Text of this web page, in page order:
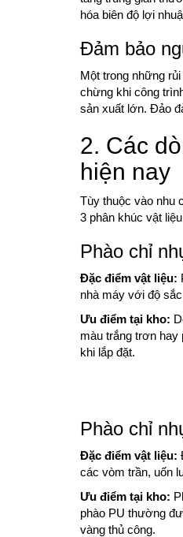
hóa biên độ lợi
Đảm bảo
Một trong những
chừng khi công
sản xuất lớn. Đảo
2. Các
hiện nay
Tùy thuộc vào nhu
3 phân khúc vật
Phào chỉ
Đặc điểm vật liệu:
nhà máy với độ
Ưu điểm tại kho:
màu trắng trơn hay
khi lắp đặt.
Phào chỉ
Đặc điểm vật liệu:
các vòm trần, uốn
Ưu điểm tại kho:
phào PU thường
vàng thủ công.